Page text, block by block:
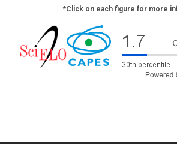
*Click on each figure for more